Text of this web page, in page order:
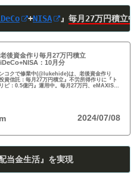
+NISA 』 毎月27万円積立中
後資金作り毎月27万円積立
：10月分
コクで修業中(@lukehide)は、老後資金作り
投資信託：毎月27万円積立』不労所得作りに『ト
ピ：0.5億円』運用中。毎月27万円、eMAXIS
2024/07/08
当金生活』を実現